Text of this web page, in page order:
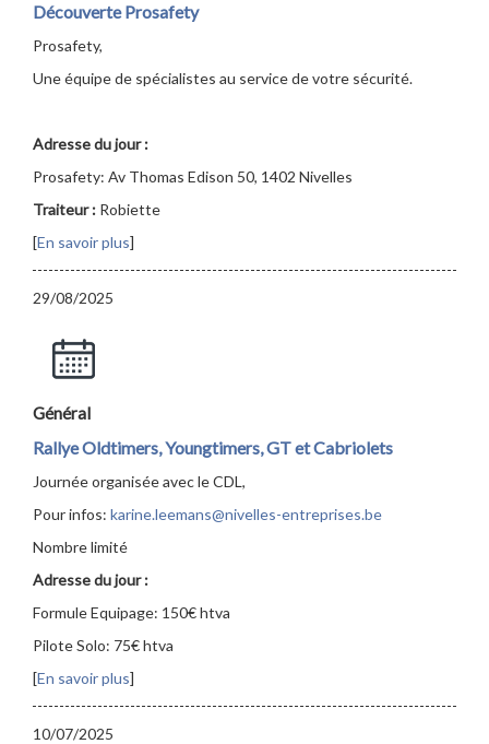
Découverte Prosafety
Prosafety,
Une équipe de spécialistes au service de votre sécurité.
Adresse du jour :
Prosafety: Av Thomas Edison 50, 1402 Nivelles
Traiteur : Robiette
[En savoir plus]
29/08/2025
Général
Rallye Oldtimers, Youngtimers, GT et Cabriolets
Journée organisée avec le CDL,
Pour infos: karine.leemans@nivelles-entreprises.be
Nombre limité
Adresse du jour :
Formule Equipage: 150€ htva
Pilote Solo: 75€ htva
[En savoir plus]
10/07/2025